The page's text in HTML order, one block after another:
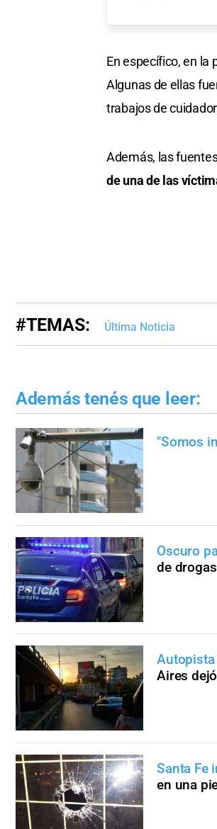
En específico, en
Algunas de ellas
trabajos de
Además, las
de una de las
#TEMAS: Última Noticia
Además tenés que leer:
"Somos
Oscuro
de drogas
Autopista
Aires
Santa Fe
en una